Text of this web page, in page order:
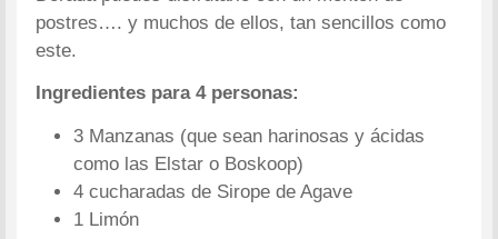
postres…. y muchos de ellos, tan sencillos como
este.
Ingredientes para 4 personas:
3 Manzanas (que sean harinosas y ácidas
como las Elstar o Boskoop)
4 cucharadas de Sirope de Agave
1 Limón